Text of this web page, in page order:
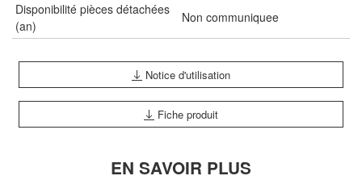
Disponibilité pièces détachées
(an)
Non communiquee
Notice d'utilisation
Fiche produit
EN SAVOIR PLUS